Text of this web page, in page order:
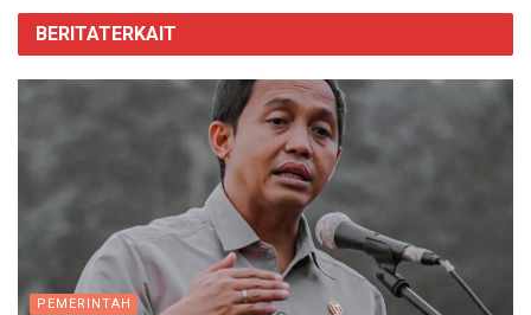
BERITATERKAIT
PEMERINTAH